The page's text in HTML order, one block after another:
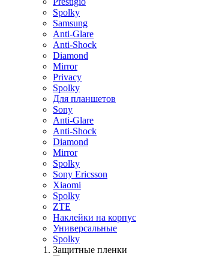
Spolky
Samsung
Anti-Glare
Anti-Shock
Diamond
Mirror
Privacy
Spolky
Для планшетов
Sony
Anti-Glare
Anti-Shock
Diamond
Mirror
Spolky
Sony Ericsson
Xiaomi
Spolky
ZTE
Наклейки на корпус
Универсальные
Spolky
Защитные пленки